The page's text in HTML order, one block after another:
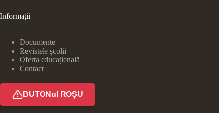
Informații
Documente
Revistele școlii
Oferta educațională
Contact
BUTONul ROȘU